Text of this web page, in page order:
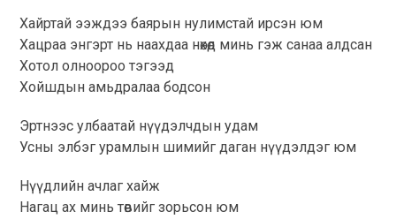
Хайртай ээждээ баярын нулимстай ирсэн юм
Хацраа энгэрт нь наахдаа нөхөд минь гэж санаа алдсан
Хотол олноороо тэгээд
Хойшдын амьдралаа бодсон
Эртнээс улбаатай нүүдэлчдын удам
Усны элбэг урамлын шимийг даган нүүдэлдэг юм
Нүүдлийн ачлаг хайж
Нагац ах минь төвийг зорьсон юм